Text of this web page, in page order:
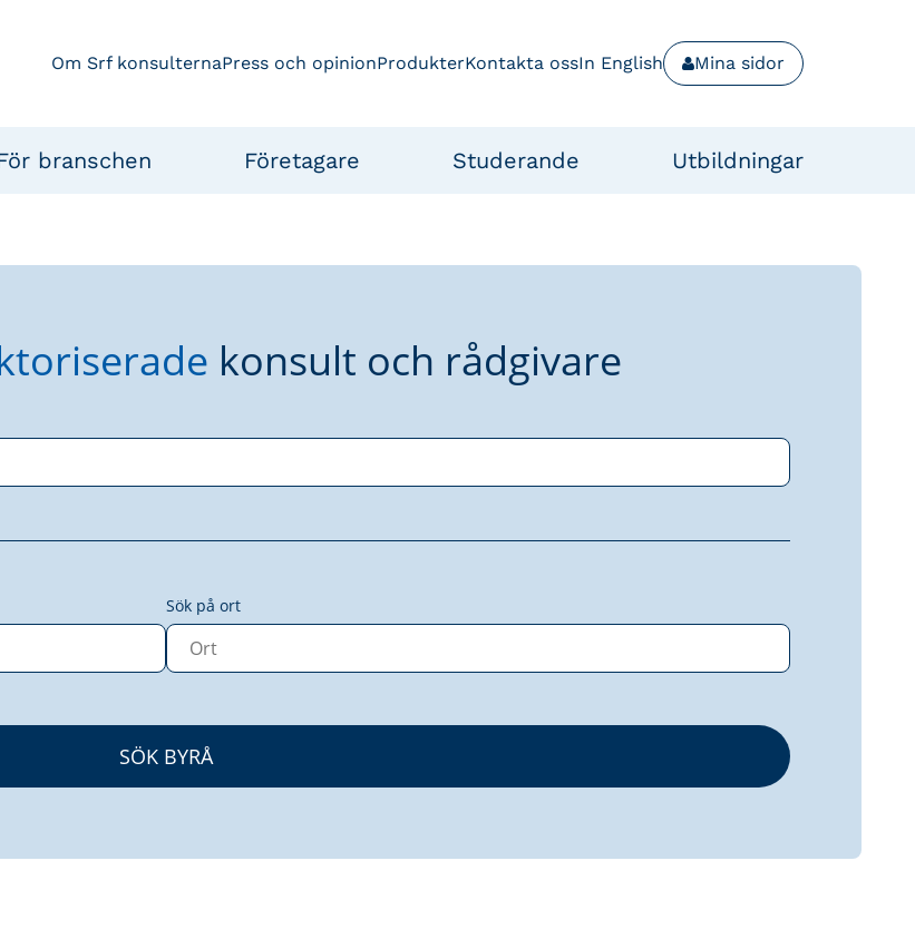
Om Srf konsulternaPress och opinionProdukterKontakta ossIn English Mina sidor
branschen Företagare Studerande Utbildningar
konsult och rådgivare
Sök på ort